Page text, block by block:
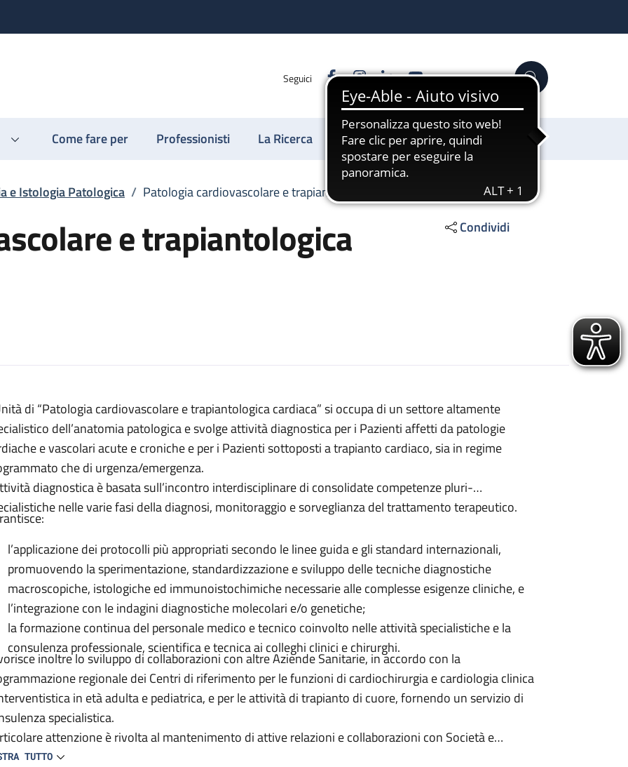
Seguici FacebookInstagram
LinkedinYouTube Cerca
Come fare per Professionisti La Ricerca Sostienici
e Istologia Patologica / Patologia cardiovascolare e trapiantologica cardiaca
e trapiantologica Condividi
trapiantologica cardiaca
cardiaca
trapiantologica cardiaca
e trapiantologica cardiaca
e trapiantologica cardiaca
di “Patologia cardiovascolare e trapiantologica cardiaca” si occupa di un settore altamente
dell’anatomia patologica e svolge attività diagnostica per i Pazienti affetti da patologie
e vascolari acute e croniche e per i Pazienti sottoposti a trapianto cardiaco, sia in regime
che di urgenza/emergenza.
diagnostica è basata sull’incontro interdisciplinare di consolidate competenze pluri-
nelle varie fasi della diagnosi, monitoraggio e sorveglianza del trattamento terapeutico.
l’applicazione dei protocolli più appropriati secondo le linee guida e gli standard internazionali,
promuovendo la sperimentazione, standardizzazione e sviluppo delle tecniche diagnostiche
macroscopiche, istologiche ed immunoistochimiche necessarie alle complesse esigenze cliniche, e
l’integrazione con le indagini diagnostiche molecolari e/o genetiche;
la formazione continua del personale medico e tecnico coinvolto nelle attività specialistiche e la
consulenza professionale, scientifica e tecnica ai colleghi clinici e chirurghi.
inoltre lo sviluppo di collaborazioni con altre Aziende Sanitarie, in accordo con la
regionale dei Centri di riferimento per le funzioni di cardiochirurgia e cardiologia clinica
in età adulta e pediatrica, e per le attività di trapianto di cuore, fornendo un servizio di
specialistica.
attenzione è rivolta al mantenimento di attive relazioni e collaborazioni con Società e
scientifici nazionali e internazionali sia per quanto attiene alla disciplina patologica che a
TUTTO